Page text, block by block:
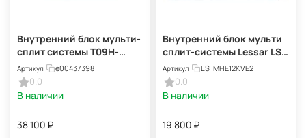
Внутренний блок мульти-
сплит системы T09H-
FDSA/I
Артикул: e00437398
0.0
В наличии
38 100 ₽
Внутренний блок мульти
сплит-системы Lessar LS-
MHE12KVE2
Артикул: LS-MHE12KVE2
0.0
В наличии
19 800 ₽